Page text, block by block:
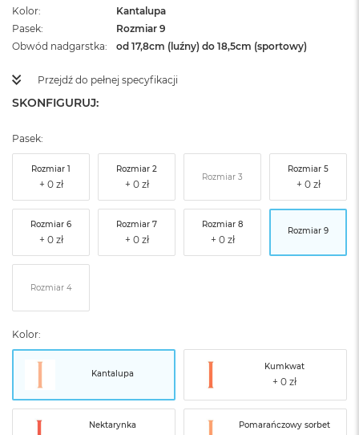
Kolor
Kantalupa
Pasek
Rozmiar 9
Obwód nadgarstka
od 17,8cm (luźny) do 18,5cm (sportowy)
Przejdź do pełnej specyfikacji
SKONFIGURUJ:
Pasek:
Rozmiar 1 Rozmiar 2
Rozmiar 3
Rozmiar 5
Rozmiar 6 Rozmiar 7 Rozmiar 8
Rozmiar 9
Rozmiar 4
Kolor:
Kantalupa
Kumkwat
Nektarynka Pomarańczowy sorbet